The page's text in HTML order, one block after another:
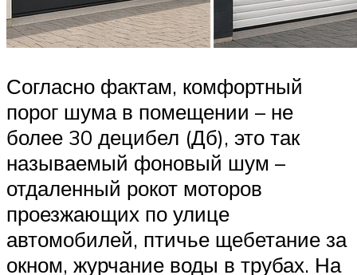
Согласно фактам, комфортный
порог шума в помещении – не
более 30 децибел (Дб), это так
называемый фоновый шум –
отдаленный рокот моторов
проезжающих по улице
автомобилей, птичье щебетание за
окном, журчание воды в трубах. На